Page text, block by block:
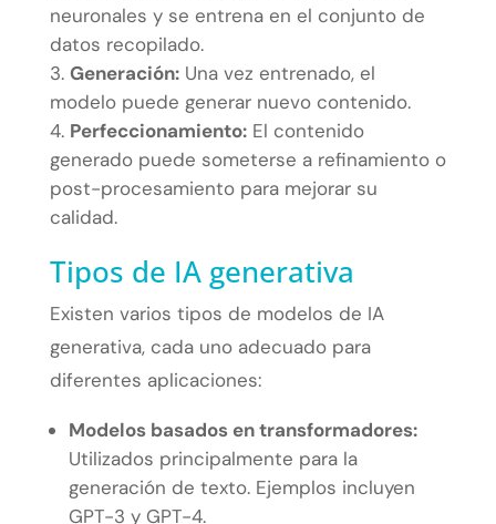
neuronales y se entrena en el conjunto de
datos recopilado.
Generación:Una vez entrenado, el
modelo puede generar nuevo contenido.
Perfeccionamiento:El contenido
generado puede someterse a refinamiento o
post-procesamiento para mejorar su
calidad.
Tipos de IA generativa
Existen varios tipos de modelos de IA
generativa, cada uno adecuado para
diferentes aplicaciones:
Modelos basados en transformadores:
Utilizados principalmente para la
generación de texto. Ejemplos incluyen
GPT-3 y GPT-4.